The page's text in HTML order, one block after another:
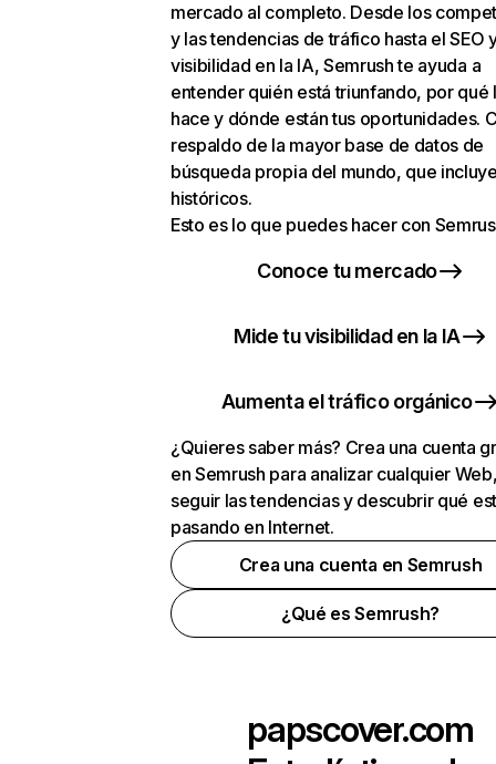
mercado al completo. Desde los
y las tendencias de tráfico hasta el SEO
visibilidad en la IA, Semrush te ayuda a
entender quién está triunfando, por qué
hace y dónde están tus oportunidades.
respaldo de la mayor base de datos de
búsqueda propia del mundo, que
históricos.
Esto es lo que puedes hacer con
Conoce tu mercado
Mide tu visibilidad en la IA
Aumenta el tráfico orgánico
¿Quieres saber más? Crea una cuenta
en Semrush para analizar cualquier
seguir las tendencias y descubrir qué
pasando en Internet.
Crea una cuenta en Semrush
¿Qué es Semrush?
papscover.com